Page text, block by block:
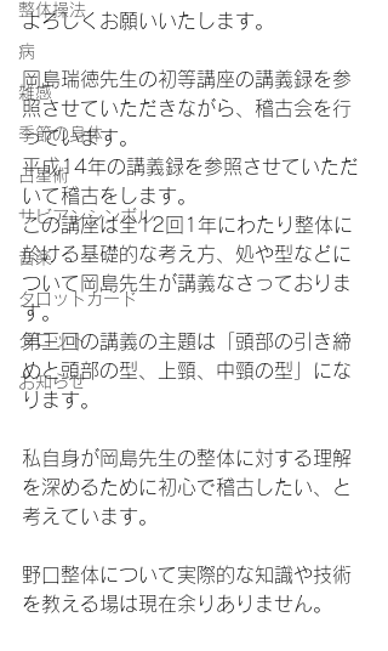
整体操法
病
雑感
季節の身体
占星術
サビアンシンボル
音楽
タロットカード
タロット
お知らせ
よろしくお願いいたします。
岡島瑞徳先生の初等講座の講義録を参
照させていただきながら、稽古会を行
っています。
平成14年の講義録を参照させていただ
いて稽古をします。
この講座は全12回1年にわたり整体に
於ける基礎的な考え方、処や型などに
ついて岡島先生が講義なさっておりま
す。
第三回の講義の主題は「頭部の引き締
めと頭部の型、上頸、中頸の型」にな
ります。
私自身が岡島先生の整体に対する理解
を深めるために初心で稽古したい、と
考えています。
野口整体について実際的な知識や技術
を教える場は現在余りありません。